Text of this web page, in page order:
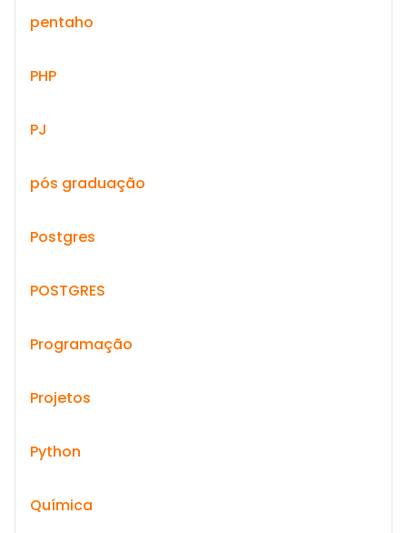
pentaho
PHP
PJ
pós graduação
Postgres
POSTGRES
Programação
Projetos
Python
Química